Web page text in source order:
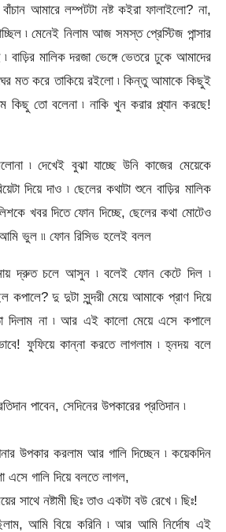
আমারে লম্পটটা নষ্ট কইরা ফালাইলো? না,
৷ মেনেই নিলাম আজ সমস্ত প্রেস্টিজ পান্সার
বাড়ির মালিক দরজা ভেঙ্গে ভেতরে ঢুকে আমাদের
মত করে তাকিয়ে রইলো ৷ কিন্তু আমাকে কিছুই
কিছু তো বলেনা ৷ নাকি খুন করার প্ল্যান করছে!
৷ দেখেই বুঝা যাচ্ছে উনি কাজের মেয়েকে
দিয়ে দাও ৷ ছেলের কথাটা শুনে বাড়ির মালিক
খবর দিতে ফোন দিচ্ছে, ছেলের কথা মোটেও
ভুল ৷৷ ফোন রিসিভ হলেই বলল
দ্রুত চলে আসুন ৷ বলেই ফোন কেটে দিল ৷
কপালে? দু দুটা সুন্দরী মেয়ে আমাকে প্রাণ দিয়ে
দিলাম না ৷ আর এই কালো মেয়ে এসে কপালে
ফুফিয়ে কান্না করতে লাগলাম ৷ হ্নদয় বলে
পাবেন, সেদিনের উপকারের প্রতিদান ৷
উপকার করলাম আর গালি দিচ্ছেন ৷ কয়েকদিন
এসে গালি দিয়ে বলতে লাগল,
সাথে নষ্টামী ছিঃ তাও একটা বউ রেখে ৷ ছিঃ!
আমি বিয়ে করিনি ৷ আর আমি নির্দোষ এই